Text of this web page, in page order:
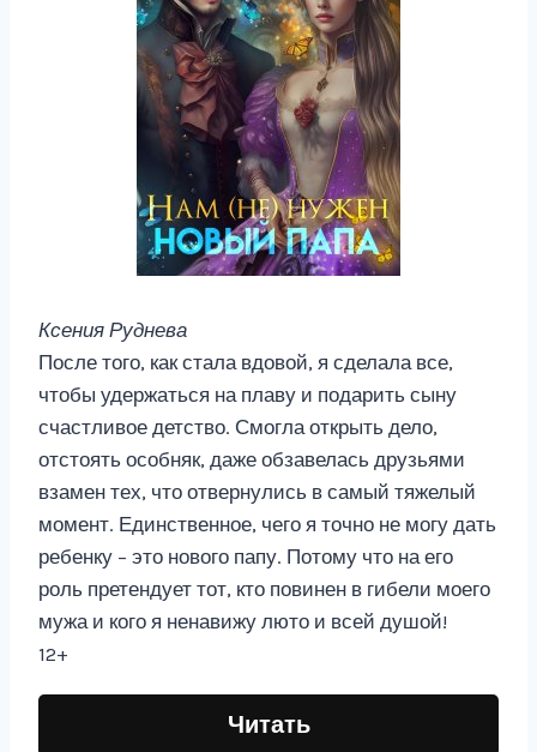
Ксения Руднева
После того, как стала вдовой, я сделала все,
чтобы удержаться на плаву и подарить сыну
счастливое детство. Смогла открыть дело,
отстоять особняк, даже обзавелась друзьями
взамен тех, что отвернулись в самый тяжелый
момент. Единственное, чего я точно не могу дать
ребенку – это нового папу. Потому что на его
роль претендует тот, кто повинен в гибели моего
мужа и кого я ненавижу люто и всей душой!
12+
Читать